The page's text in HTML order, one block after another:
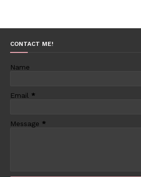
CONTACT ME!
Name
Email *
Message *